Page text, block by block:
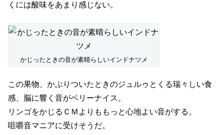
くには酸味をあまり感じない。
かじったときの音が素晴らしいインドナツメ
この果物、かぶりついたときのジュルゥとくる瑞々しい食
感、脳に響く音がベリーナイス。
リンゴをかじるＣＭよりももっと心地よい音がする。
咀嚼音マニアに受けそうだ。